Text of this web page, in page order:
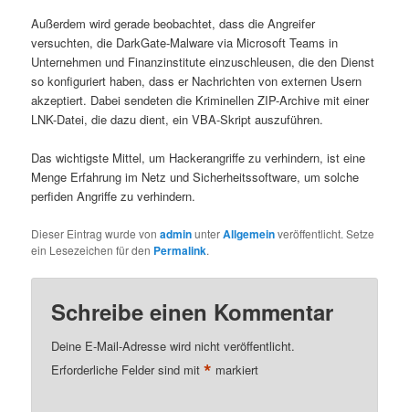
Außerdem wird gerade beobachtet, dass die Angreifer
versuchten, die DarkGate-Malware via Microsoft Teams in
Unternehmen und Finanzinstitute einzuschleusen, die den Dienst
so konfiguriert haben, dass er Nachrichten von externen Usern
akzeptiert. Dabei sendeten die Kriminellen ZIP-Archive mit einer
LNK-Datei, die dazu dient, ein VBA-Skript auszuführen.
Das wichtigste Mittel, um Hackerangriffe zu verhindern, ist eine
Menge Erfahrung im Netz und Sicherheitssoftware, um solche
perfiden Angriffe zu verhindern.
Dieser Eintrag wurde vonadminunterAllgemeinveröffentlicht. Setze
ein Lesezeichen für den Permalink.
Schreibe einen Kommentar
Deine E-Mail-Adresse wird nicht veröffentlicht.
Erforderliche Felder sind mit* markiert